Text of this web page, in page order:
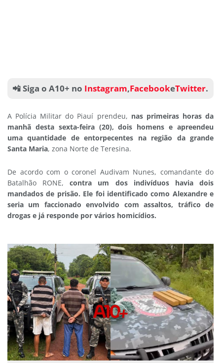
📲 Siga o A10+ no Instagram,FacebookeTwitter.
A Polícia Militar do Piauí prendeu, nas primeiras horas da
manhã desta sexta-feira (20), dois homens e apreendeu
uma quantidade de entorpecentes na região da grande
Santa Maria, zona Norte de Teresina.
De acordo com o coronel Audivam Nunes, comandante do
Batalhão RONE,contra um dos indivíduos havia dois
mandados de prisão. Ele foi identificado como Alexandre e
seria um faccionado envolvido com assaltos, tráfico de
drogas e já responde por vários homicídios.